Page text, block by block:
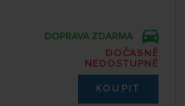
DOPRAVA ZDARMA
DOČASNĚ
NEDOSTUPNÉ
KOUPIT